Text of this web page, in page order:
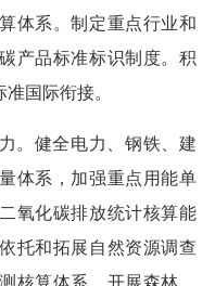
体系。制定重点行业和
产品标准标识制度。积
国际衔接。
。健全电力、钢铁、建
体系，加强重点用能单
氧化碳排放统计核算能
托和拓展自然资源调查
核算体系，开展森林、